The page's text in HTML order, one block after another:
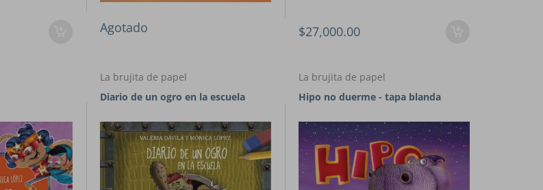
Agotado $27,000.00
La brujita de papel
Diario de un ogro en la escuela
La brujita de papel
Hipo no duerme - tapa blanda